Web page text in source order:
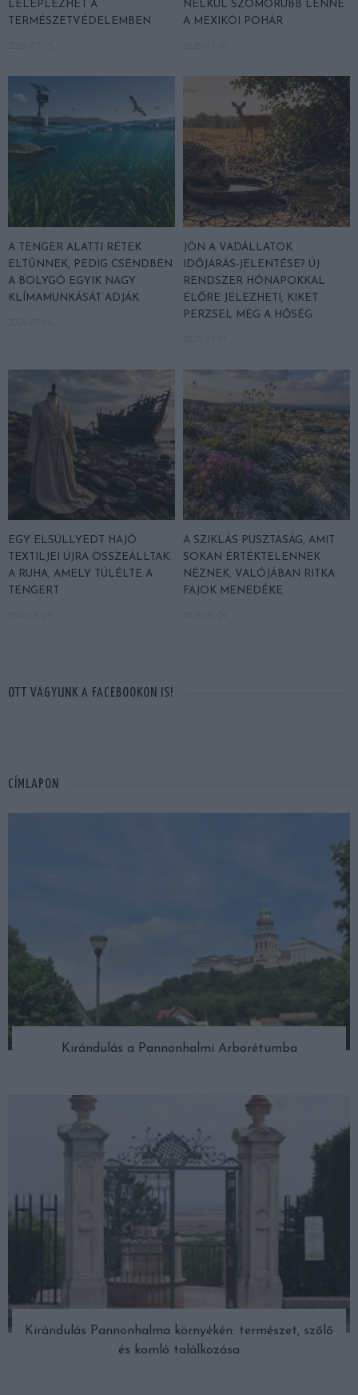
LELEPLEZHET A
TERMÉSZETVÉDELEMBEN
NÉLKÜL SZOMORÚBB LENNE
A MEXIKÓI POHÁR
A TENGER ALATTI RÉTEK
ELTŰNNEK, PEDIG CSENDBEN
A BOLYGÓ EGYIK NAGY
KLÍMAMUNKÁSÁT ADJÁK
JÖN A VADÁLLATOK
IDŐJÁRÁS-JELENTÉSE? ÚJ
RENDSZER HÓNAPOKKAL
ELŐRE JELEZHETI, KIKET
PERZSEL MEG A HŐSÉG
EGY ELSÜLLYEDT HAJÓ
TEXTILJEI ÚJRA ÖSSZEÁLLTAK:
A RUHA, AMELY TÚLÉLTE A
TENGERT
A SZIKLÁS PUSZTASÁG, AMIT
SOKAN ÉRTÉKTELENNEK
NÉZNEK, VALÓJÁBAN RITKA
FAJOK MENEDÉKE
OTT VAGYUNK A FACEBOOKON IS!
CÍMLAPON
Kirándulás a Pannonhalmi Arborétumba
Kirándulás Pannonhalma környékén: természet, szőlő
és komló találkozása